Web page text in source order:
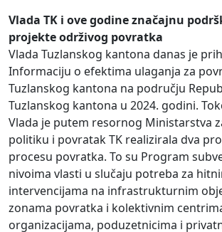
Vlada TK i ove godine značajnu
projekte održivog povratka
Vlada Tuzlanskog kantona danas je
Informaciju o efektima ulaganja za
Tuzlanskog kantona na području
Tuzlanskog kantona u 2024. godini.
Vlada je putem resornog Ministarstva
politiku i povratak TK realizirala dva
procesu povratka. To su Program
nivoima vlasti u slučaju potreba za
intervencijama na infrastrukturnim
zonama povratka i kolektivnim
organizacijama, poduzetnicima i